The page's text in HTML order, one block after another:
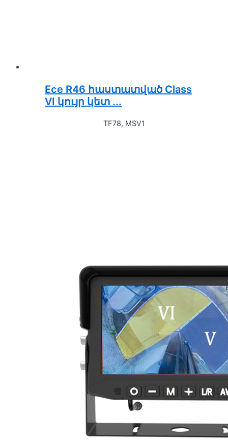
Ece R46 հաստատված Class
VI կույր կետ ...
TF78, MSV1